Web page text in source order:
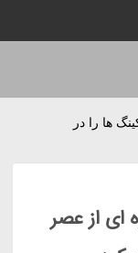
ها را در
ای از عصر